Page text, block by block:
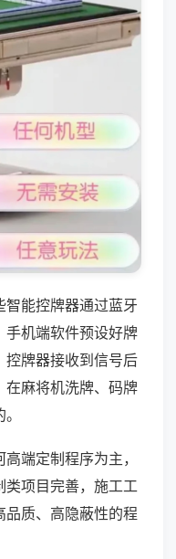
智能控牌器通过蓝牙
手机端软件预设好牌
控牌器接收到信号后
在麻将机洗牌、码牌
端定制程序为主，
类项目完善，施工工
品质、高隐蔽性的程